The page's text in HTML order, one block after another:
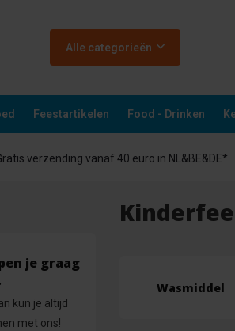
Alle categorieën
Feestartikelen Food - Drinken
verzending vanaf 40 euro in NL&BE&DE*
je graag
kun je altijd
met ons!
Wasmiddel